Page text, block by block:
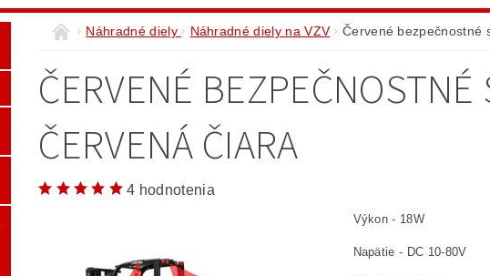
KONTAKT NAPÍŠTE NÁM OCHRANA OSOBNÝCH ÚDAJOV
Náhradné diely Náhradné diely na VZV Červené bezpečnostné
ČERVENÉ BEZPEČNOSTNÉ
ČERVENÁ ČIARA
4 hodnotenia
Výkon - 18W
Napätie - DC 10-80V